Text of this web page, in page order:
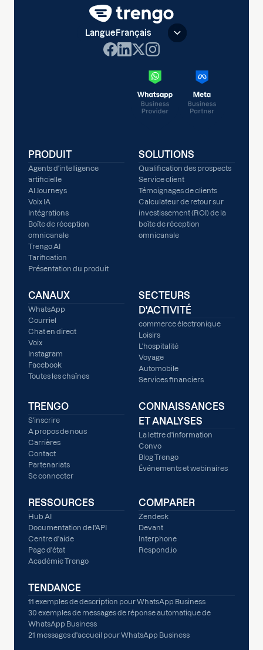
LangueFrançais
PRODUIT
Agents d'intelligence
artificielle
AI Journeys
Voix IA
Intégrations
Boîte de réception
omnicanale
Trengo AI
Tarification
Présentation du produit
SOLUTIONS
Qualification des prospects
Service client
Témoignages de clients
Calculateur de retour sur
investissement (ROI) de la
boîte de réception
omnicanale
CANAUX
WhatsApp
Courriel
Chat en direct
Voix
Instagram
Facebook
Toutes les chaînes
SECTEURS
D'ACTIVITÉ
commerce électronique
Loisirs
L'hospitalité
Voyage
Automobile
Services financiers
TRENGO
S'inscrire
A propos de nous
Carrières
Contact
Partenariats
Se connecter
CONNAISSANCES
ET ANALYSES
La lettre d'information
Convo
Blog Trengo
Événements et webinaires
RESSOURCES
Hub AI
Documentation de l'API
Centre d'aide
Page d'état
Académie Trengo
COMPARER
Zendesk
Devant
Interphone
Respond.io
TENDANCE
11 exemples de description pour WhatsApp Business
30 exemples de messages de réponse automatique de
WhatsApp Business
21 messages d'accueil pour WhatsApp Business